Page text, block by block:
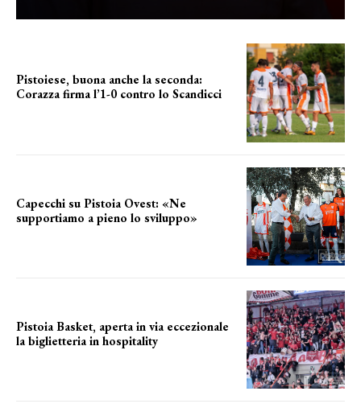
Pistoiese, buona anche la seconda:
Corazza firma l’1-0 contro lo Scandicci
Capecchi su Pistoia Ovest: «Ne
supportiamo a pieno lo sviluppo»
Pistoia Basket, aperta in via eccezionale
la biglietteria in hospitality